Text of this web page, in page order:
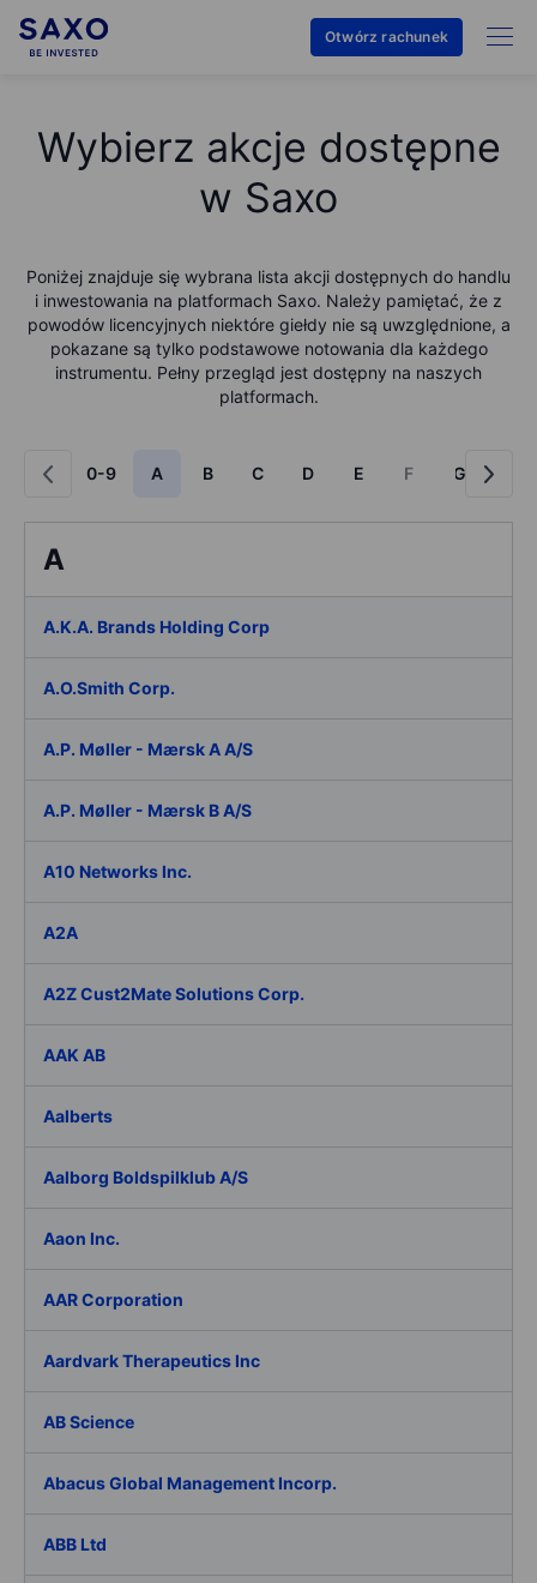
Otwórz rachunek
Wybierz akcje dostępne
w Saxo
Poniżej znajduje się wybrana lista akcji dostępnych do handlu
i inwestowania na platformach Saxo. Należy pamiętać, że z
powodów licencyjnych niektóre giełdy nie są uwzględnione, a
pokazane są tylko podstawowe notowania dla każdego
instrumentu. Pełny przegląd jest dostępny na naszych
platformach.
0-9 A B C D E F G
A
A.K.A. Brands Holding Corp
A.O.Smith Corp.
A.P. Møller - Mærsk A A/S
A.P. Møller - Mærsk B A/S
A10 Networks Inc.
A2A
A2Z Cust2Mate Solutions Corp.
AAK AB
Aalberts
Aalborg Boldspilklub A/S
Aaon Inc.
AAR Corporation
Aardvark Therapeutics Inc
AB Science
Abacus Global Management Incorp.
ABB Ltd